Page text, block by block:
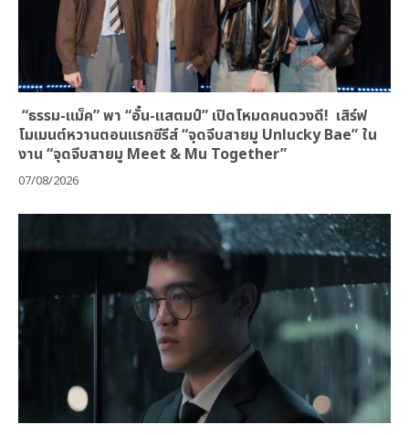
“ธรรม-แม็ค” พา “อั๋น-แสตมป์” เปิดโหมดคนดวงดี! เสิร์ฟ
โมเมนต์หวานตอนแรกซีรีส์ “จุดจีบสายมู Unlucky Bae” ใน
งาน “จุดจีบสายมู Meet & Mu Together”
07/08/2026